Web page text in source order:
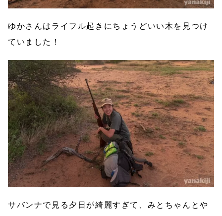
ゆかさんはライフル起きにちょうどいい木を見つけ
ていました！
サバンナで見る夕日が綺麗すぎて、みとちゃんとや